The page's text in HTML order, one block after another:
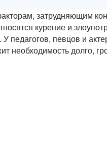
затрудняющим
курение и
У педагогов, певцов и
необходимость долго,